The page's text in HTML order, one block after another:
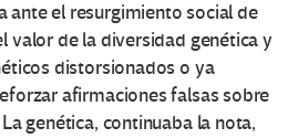
ante el resurgimiento social de
valor de la diversidad genética y
distorsionados o ya
afirmaciones falsas sobre
genética, continuaba la nota,